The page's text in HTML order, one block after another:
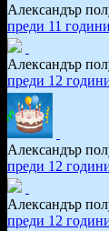
Александър
преди 11 години
Александър
преди 12
Александър
преди 12
Александър
преди 12